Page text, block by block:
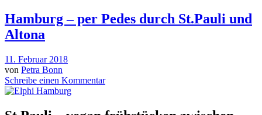
Hamburg – per Pedes durch St.Pauli und
Altona
11. Februar 2018
von Petra Bonn
Schreibe einen Kommentar